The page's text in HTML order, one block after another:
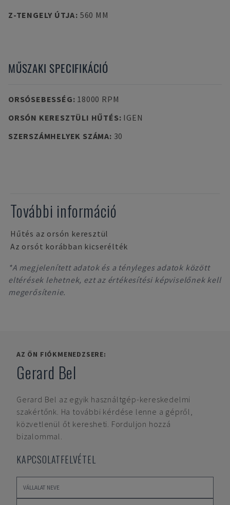
Z-TENGELY ÚTJA: 560 MM
MŰSZAKI SPECIFIKÁCIÓ
ORSÓSEBESSÉG: 18000 RPM
ORSÓN KERESZTÜLI HŰTÉS: IGEN
SZERSZÁMHELYEK SZÁMA: 30
További információ
Hűtés az orsón keresztül
Az orsót korábban kicserélték
*A megjelenített adatok és a tényleges adatok között
eltérések lehetnek, ezt az értékesítési képviselőnek kell
megerősítenie.
AZ ÖN FIÓKMENEDZSERE:
Gerard Bel
Gerard Bel az egyik használtgép-kereskedelmi
szakértőnk. Ha további kérdése lenne a gépről,
közvetlenül őt keresheti. Forduljon hozzá
bizalommal.
KAPCSOLATFELVÉTEL